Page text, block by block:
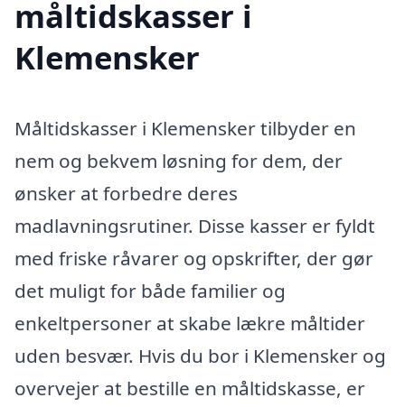
måltidskasser i
Klemensker
Måltidskasser i Klemensker tilbyder en
nem og bekvem løsning for dem, der
ønsker at forbedre deres
madlavningsrutiner. Disse kasser er fyldt
med friske råvarer og opskrifter, der gør
det muligt for både familier og
enkeltpersoner at skabe lækre måltider
uden besvær. Hvis du bor i Klemensker og
overvejer at bestille en måltidskasse, er